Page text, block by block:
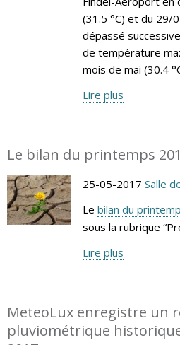
(31.5 °C) et du 29/
dépassé
de température
mois de mai (30.4
Lire plus
Le bilan du printemps
25-05-2017 Salle
Le bilan du
sous la rubrique
Lire plus
MeteoLux enregistre un
pluviométrique